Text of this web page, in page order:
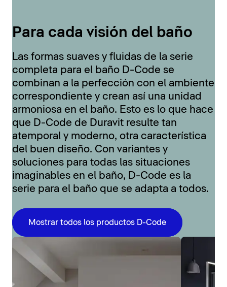
Para cada visión del baño
Las formas suaves y fluidas de la serie
completa para el baño D-Code se
combinan a la perfección con el ambiente
correspondiente y crean así una unidad
armoniosa en el baño. Esto es lo que hace
que D-Code de Duravit resulte tan
atemporal y moderno, otra característica
del buen diseño. Con variantes y
soluciones para todas las situaciones
imaginables en el baño, D-Code es la
serie para el baño que se adapta a todos.
Mostrar todos los productos D-Code